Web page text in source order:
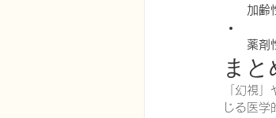
加齢
薬剤
まと
「幻視
じる医学